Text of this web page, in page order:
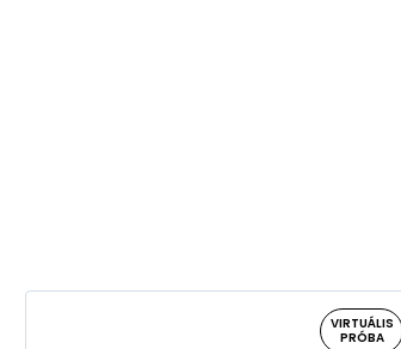
VIRTUÁLIS
PRÓBA